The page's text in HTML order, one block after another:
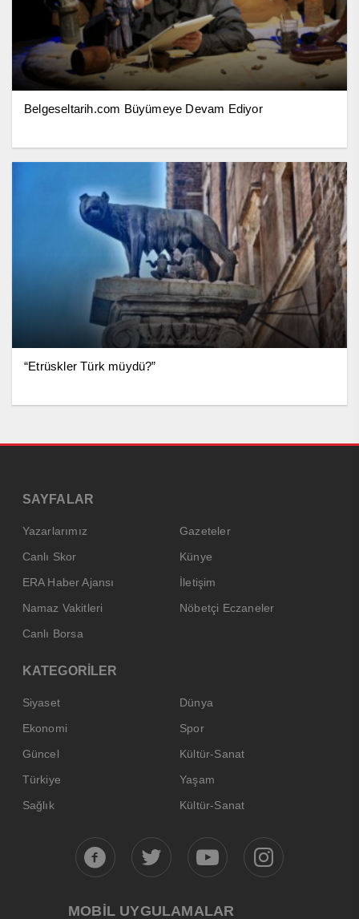
Belgeseltarih.com Büyümeye Devam Ediyor
“Etrüskler Türk müydü?”
SAYFALAR
Yazarlarımız
Gazeteler
Canlı Skor
Künye
ERA Haber Ajansı
İletişim
Namaz Vakitleri
Nöbetçi Eczaneler
Canlı Borsa
KATEGORİLER
Siyaset
Dünya
Ekonomi
Spor
Güncel
Kültür-Sanat
Türkiye
Yaşam
Sağlık
Kültür-Sanat
MOBİL UYGULAMALAR